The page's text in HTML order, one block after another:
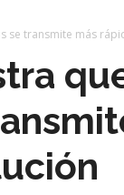
se transmite más